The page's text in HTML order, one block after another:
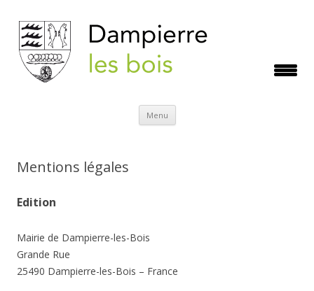
Menu Aller
contenu
Mentions légales
Edition
Mairie de Dampierre-les-Bois
Grande Rue
25490 Dampierre-les-Bois – France